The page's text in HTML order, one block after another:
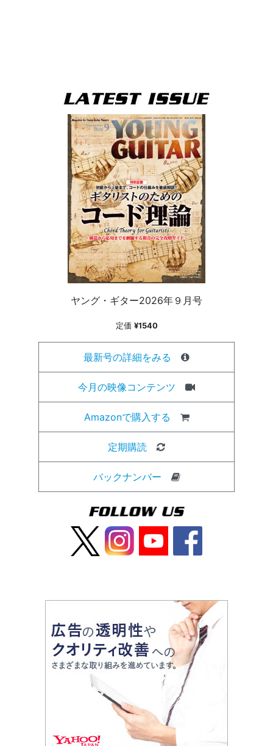
ヤング・ギター2026年９月号
定価 ¥1540
最新号の詳細をみる
今月の映像コンテンツ
Amazonで購入する
定期購読
バックナンバー